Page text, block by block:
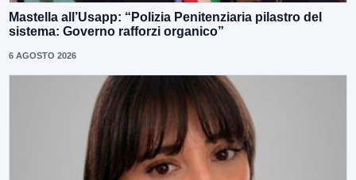
Mastella all’Usapp: “Polizia Penitenziaria pilastro del
sistema: Governo rafforzi organico”
6 AGOSTO 2026